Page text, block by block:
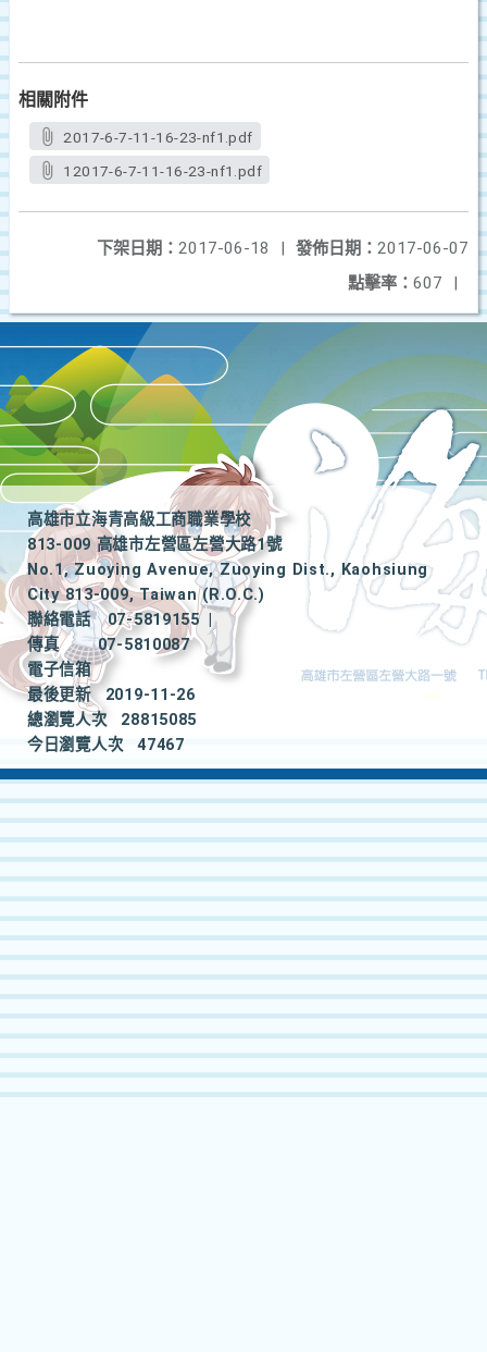
相關附件
2017-6-7-11-16-23-nf1.pdf
12017-6-7-11-16-23-nf1.pdf
發佈日期： 2017-06-07
下架日期： 2017-06-18
|
點擊率： 607 |
高雄市立海青高級工商職業學校
813-009 高雄市左營區左營大路1號
No.1, Zuoying Avenue, Zuoying Dist., Kaohsiung
City 813-009, Taiwan (R.O.C.)
聯絡電話
07-5819155
|
傳真
07-5810087
電子信箱
最後更新
2019-11-26
總瀏覽人次
28815085
今日瀏覽人次
47467